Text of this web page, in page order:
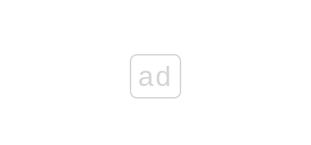
ad